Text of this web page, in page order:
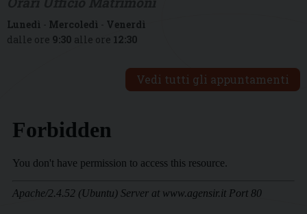
Lunedì - Mercoledì - Venerdì
dalle ore 9:30 alle ore 12:30
Vedi tutti gli appuntamenti